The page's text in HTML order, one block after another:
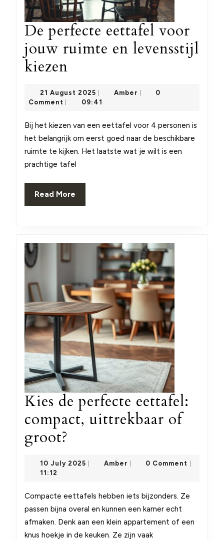
De perfecte eettafel voor
jouw ruimte en levensstijl
kiezen
eettafel
voor
jouw
ruimte
levensstijl
kiezen
21 August 2025 21
August
Amber Amber
0
Comment
09:41
Bij het kiezen van een eettafel voor 4 personen is
het belangrijk om eerst goed naar de beschikbare
ruimte te kijken. Het laatste wat je wilt is een
prachtige tafel
Read More
More
Kies de perfecte eettafel:
compact, uittrekbaar of
groot?
perfecte
eettafel:
compact,
uittrekbaar
10 July 2025 10
Amber Amber0 Comment
11:12
Compacte eettafels hebben iets bijzonders. Ze
passen bijna overal en kunnen een kamer echt
afmaken. Denk aan een klein appartement of een
knus hoekje in de keuken. Ze zijn vaak